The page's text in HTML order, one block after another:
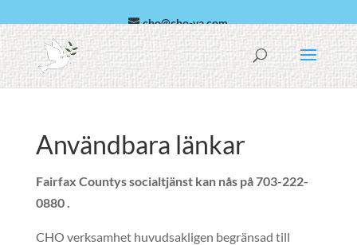
cho@cho-va.com
Arabiska
Español
Användbara länkar
Fairfax Countys socialtjänst kan nås på 703-222-
0880 .
CHO verksamhet huvudsakligen begränsad till